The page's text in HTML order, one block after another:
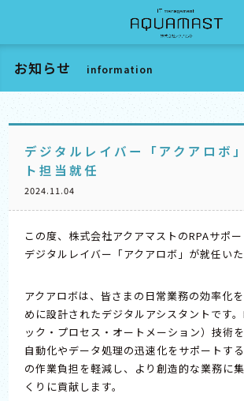
お知らせ information
デジタルレイバー「アクアロボ
ト担当就任
2024.11.04
この度、株式会社アクアマストのRPAサポー
デジタルレイバー「アクアロボ」が就任いた
アクアロボは、皆さまの日常業務の効率化
めに設計されたデジタルアシスタントです。
ック・プロセス・オートメーション）技術
自動化やデータ処理の迅速化をサポートす
の作業負担を軽減し、より創造的な業務に
くりに貢献します。